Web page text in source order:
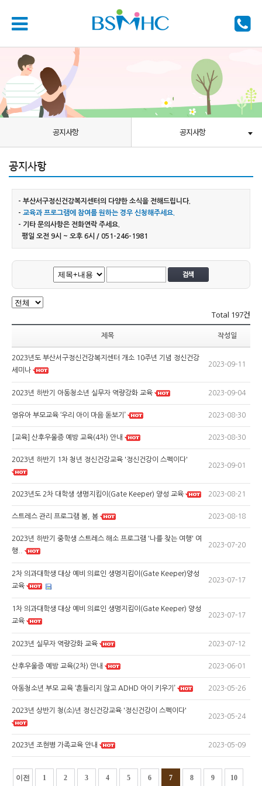
공지사항 공지사항
공지사항
- 부산서구정신건강복지센터의 다양한 소식을 전해드립니다.
- 교육과 프로그램에 참여를 원하는 경우 신청해주세요.
- 기타 문의사항은 전화연락 주세요.
평일 오전 9시 ~ 오후 6시 / 051-246-1981
Total 197건
제목 작성일
2023년도 부산서구정신건강복지센터 개소 10주년 기념 정신건강
세미나
2023-09-11
2023년 하반기 아동청소년 실무자 역량강화 교육 2023-09-04
영유아 부모교육 ‘우리 아이 마음 돋보기’ 2023-08-30
[교육] 산후우울증 예방 교육(4차) 안내 2023-08-30
2023년 하반기 1차 청년 정신건강교육 '정신건강이 스펙이다'
2023-09-01
2023년도 2차 대학생 생명지킴이(Gate Keeper) 양성 교육 2023-08-21
스트레스 관리 프로그램 봄, 봄 2023-08-18
2023년 하반기 중학생 스트레스 해소 프로그램 '나를 찾는 여행' 여
행..
2023-07-20
2차 의과대학생 대상 예비 의료인 생명지킴이(Gate Keeper)양성
교육
2023-07-17
1차 의과대학생 대상 예비 의료인 생명지킴이(Gate Keeper) 양성
교육
2023-07-17
2023년 실무자 역량강화 교육 2023-07-12
산후우울증 예방 교육(2차) 안내 2023-06-01
아동청소년 부모 교육 ‘흔들리지 않고 ADHD 아이 키우기’ 2023-05-26
2023년 상반기 청(소)년 정신건강교육 '정신건강이 스펙이다'
2023-05-24
2023년 조현병 가족교육 안내 2023-05-09
이전 1 2 3 4 5 6 7 8 9 10